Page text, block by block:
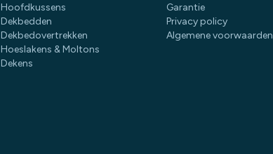
Hoofdkussens
Dekbedden
Dekbedovertrekken
Hoeslakens & Moltons
Dekens
Garantie
Privacy policy
Algemene voorwaarden